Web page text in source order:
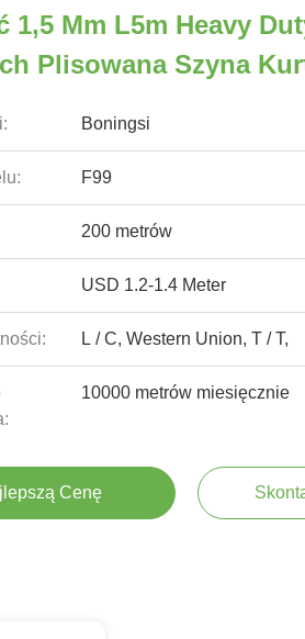
1,5 Mm L5m Heavy
Plisowana Szyna
Boningsi
F99
200 metrów
USD 1.2-1.4 Meter
L / C, Western Union, T / T,
10000 metrów miesięcznie
Cenę